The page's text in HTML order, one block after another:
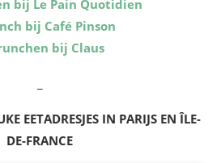
bij Le Pain Quotidien
bij Café Pinson
bij Claus
EETADRESJES IN PARIJS EN ÎLE-
DE-FRANCE